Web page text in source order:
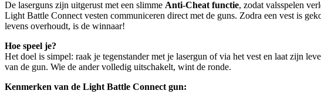
De laserguns zijn uitgerust met een slimme Anti-Cheat functie, zodat valsspelen
Light Battle Connect vesten communiceren direct met de guns. Zodra een vest is
levens overhoudt, is de winnaar!
Hoe speel je?
Het doel is simpel: raak je tegenstander met je lasergun of via het vest en laat zijn
van de gun. Wie de ander volledig uitschakelt, wint de ronde.
Kenmerken van de Light Battle Connect gun: